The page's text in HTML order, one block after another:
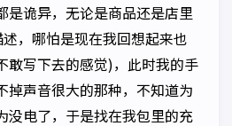
是诡异，无论是商品还是店里
，哪怕是现在我回想起来也
敢写下去的感觉)，此时我的手
掉声音很大的那种，不知道为
没电了，于是找在我包里的充